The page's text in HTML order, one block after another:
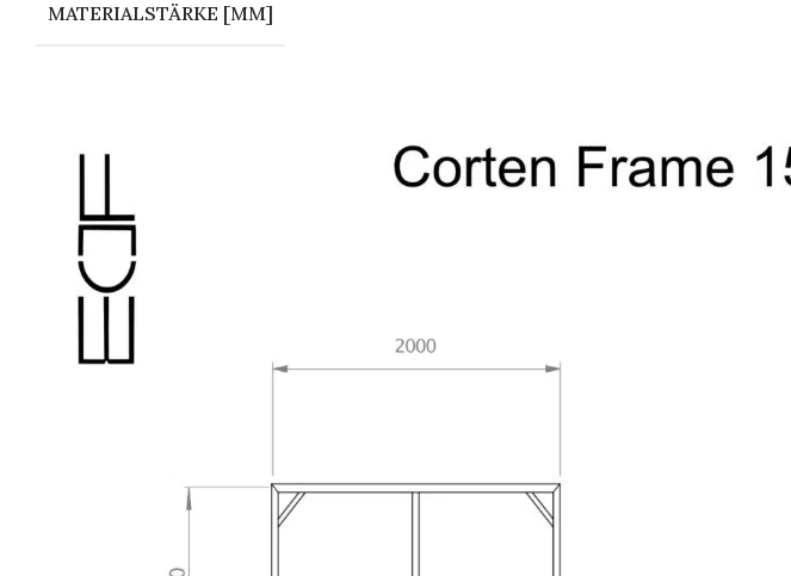
MATERIALSTÄRKE [MM]